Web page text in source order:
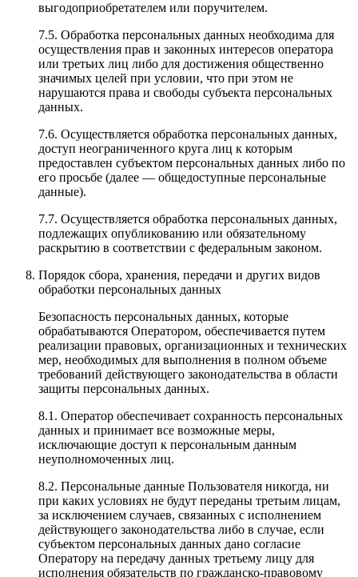
выгодоприобретателем или поручителем.
7.5. Обработка персональных данных необходима для
осуществления прав и законных интересов оператора
или третьих лиц либо для достижения общественно
значимых целей при условии, что при этом не
нарушаются права и свободы субъекта персональных
данных.
7.6. Осуществляется обработка персональных данных,
доступ неограниченного круга лиц к которым
предоставлен субъектом персональных данных либо по
его просьбе (далее — общедоступные персональные
данные).
7.7. Осуществляется обработка персональных данных,
подлежащих опубликованию или обязательному
раскрытию в соответствии с федеральным законом.
Порядок сбора, хранения, передачи и других видов
обработки персональных данных
Безопасность персональных данных, которые
обрабатываются Оператором, обеспечивается путем
реализации правовых, организационных и технических
мер, необходимых для выполнения в полном объеме
требований действующего законодательства в области
защиты персональных данных.
8.1. Оператор обеспечивает сохранность персональных
данных и принимает все возможные меры,
исключающие доступ к персональным данным
неуполномоченных лиц.
8.2. Персональные данные Пользователя никогда, ни
при каких условиях не будут переданы третьим лицам,
за исключением случаев, связанных с исполнением
действующего законодательства либо в случае, если
субъектом персональных данных дано согласие
Оператору на передачу данных третьему лицу для
исполнения обязательств по гражданско-правовому